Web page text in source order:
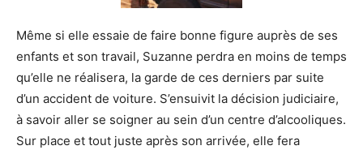
Même si elle essaie de faire bonne figure auprès de ses
enfants et son travail, Suzanne perdra en moins de temps
qu’elle ne réalisera, la garde de ces derniers par suite
d’un accident de voiture. S’ensuivit la décision judiciaire,
à savoir aller se soigner au sein d’un centre d’alcooliques.
Sur place et tout juste après son arrivée, elle fera